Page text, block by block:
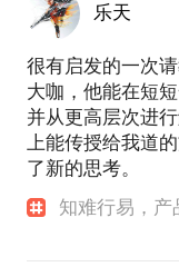
乐天
很有启发的一次
大咖，他能在短
并从更高层次进
上能传授给我道
了新的思考。
知难行易，产